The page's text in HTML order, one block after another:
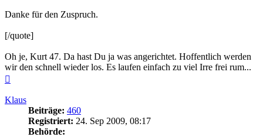
Danke für den Zuspruch.
[/quote]
Oh je, Kurt 47. Da hast Du ja was angerichtet. Hoffentlich werden
wir den schnell wieder los. Es laufen einfach zu viel Irre frei rum...
Klaus
Beiträge: 460
Registriert: 24. Sep 2009, 08:17
Behörde: